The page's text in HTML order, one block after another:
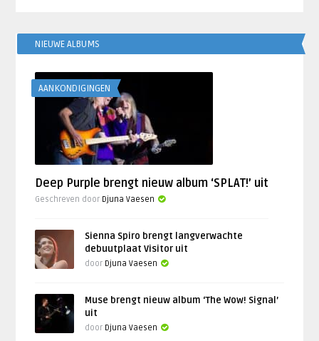
NIEUWE ALBUMS
AANKONDIGINGEN
Deep Purple brengt nieuw album ‘SPLAT!’ uit
Geschreven door Djuna Vaesen
Sienna Spiro brengt langverwachte
debuutplaat Visitor uit
door Djuna Vaesen
Muse brengt nieuw album ‘The Wow! Signal’
uit
door Djuna Vaesen